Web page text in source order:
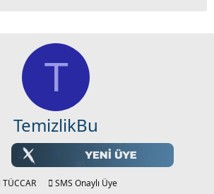
T
TemizlikBu
TÜCCAR
SMS Onaylı Üye